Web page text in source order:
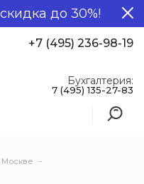
до 30%!
+7 (495) 236-98-19
Бухгалтерия:
7 (495) 135-27-83